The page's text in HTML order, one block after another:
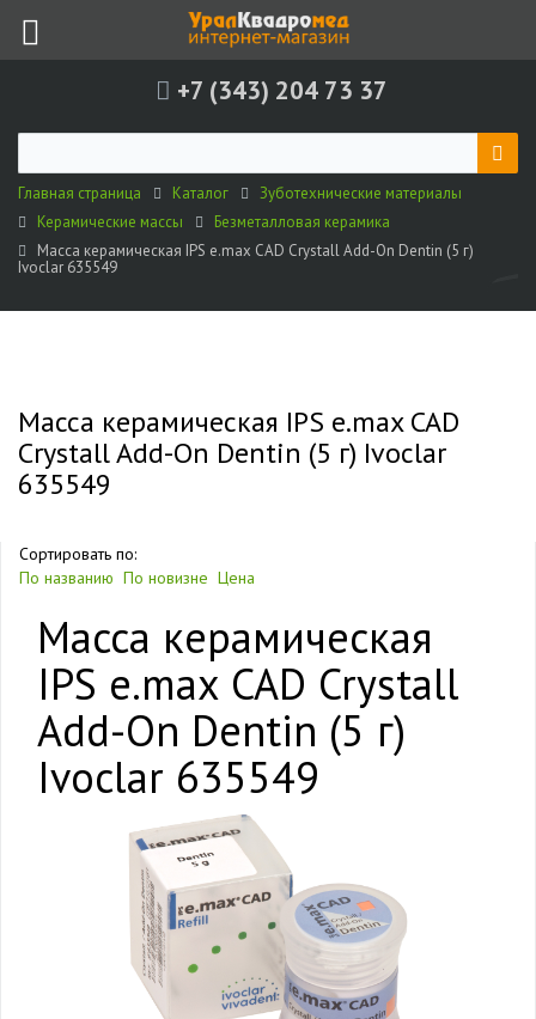
+7 (343) 204 73 37
Главная страница Каталог
Зуботехнические материалы
Керамические массы
Безметалловая керамика
Масса керамическая IPS e.max CAD Crystall Add-On Dentin (5 г)
Ivoclar 635549
Масса керамическая IPS e.max CAD
Crystall Add-On Dentin (5 г) Ivoclar
635549
Сортировать по:
По названию По новизне Цена
Масса керамическая
IPS e.max CAD Crystall
Add-On Dentin (5 г)
Ivoclar 635549